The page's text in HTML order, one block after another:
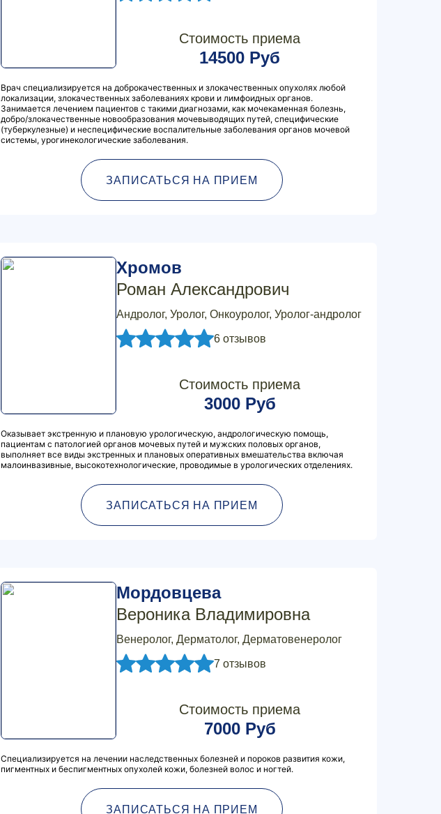
Стоимость приема
14500 Руб
Врач специализируется на доброкачественных и злокачественных опухолях любой
локализации, злокачественных заболеваниях крови и лимфоидных органов.
Занимается лечением пациентов с такими диагнозами, как мочекаменная болезнь,
добро/злокачественные новообразования мочевыводящих путей, специфические
(туберкулезные) и неспецифические воспалительные заболевания органов мочевой
системы, урогинекологические заболевания.
ЗАПИСАТЬСЯ НА ПРИЕМ
Хромов
Роман Александрович
Андролог, Уролог, Онкоуролог, Уролог-андролог
6 отзывов
Стоимость приема
3000 Руб
Оказывает экстренную и плановую урологическую, андрологическую помощь,
пациентам с патологией органов мочевых путей и мужских половых органов,
выполняет все виды экстренных и плановых оперативных вмешательства включая
малоинвазивные, высокотехнологические, проводимые в урологических отделениях.
ЗАПИСАТЬСЯ НА ПРИЕМ
Мордовцева
Вероника Владимировна
Венеролог, Дерматолог, Дерматовенеролог
7 отзывов
Стоимость приема
7000 Руб
Специализируется на лечении наследственных болезней и пороков развития кожи,
пигментных и беспигментных опухолей кожи, болезней волос и ногтей.
ЗАПИСАТЬСЯ НА ПРИЕМ